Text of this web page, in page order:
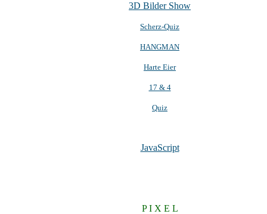
3D Bilder Show
Scherz-Quiz
HANGMAN
Harte Eier
17 & 4
Quiz
JavaScript
P I X E L